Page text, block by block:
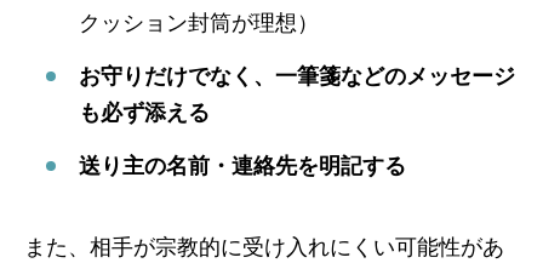
クッション封筒が理想）
お守りだけでなく、一筆箋などのメッセージ
も必ず添える
送り主の名前・連絡先を明記する
また、相手が宗教的に受け入れにくい可能性があ